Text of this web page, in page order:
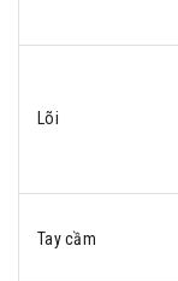
Lõi
Tay cầm